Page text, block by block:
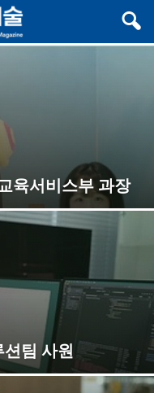
육서비스부 과장
팀 사원